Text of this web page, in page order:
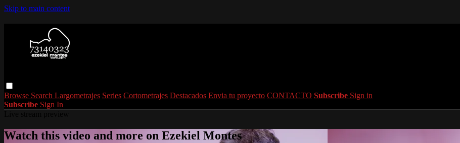
Skip to main content
Browse Search Largometrajes Series Cortometrajes Destacados Envia tu proyecto CONTACTO Subscribe Sign in
Subscribe Sign In
Watch this video and more on Ezekiel Montes